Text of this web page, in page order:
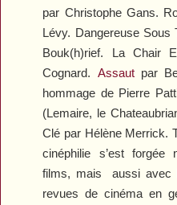
par Christophe Gans.
Lévy. Dangereuse Sous
Bouk(h)rief. La Chair
Cognard. Assaut par
hommage de Pierre
(Lemaire, le
Clé par Hélène Merrick.
cinéphilie s’est forgée
films, mais aussi avec
revues de cinéma en